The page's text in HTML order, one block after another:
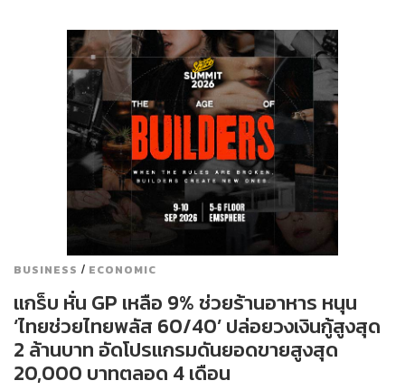
BUSINESS / ECONOMIC
แกร็บ หั่น GP เหลือ 9% ช่วยร้านอาหาร หนุน
‘ไทยช่วยไทยพลัส 60/40’ ปล่อยวงเงินกู้สูงสุด
2 ล้านบาท อัดโปรแกรมดันยอดขายสูงสุด
20,000 บาทตลอด 4 เดือน